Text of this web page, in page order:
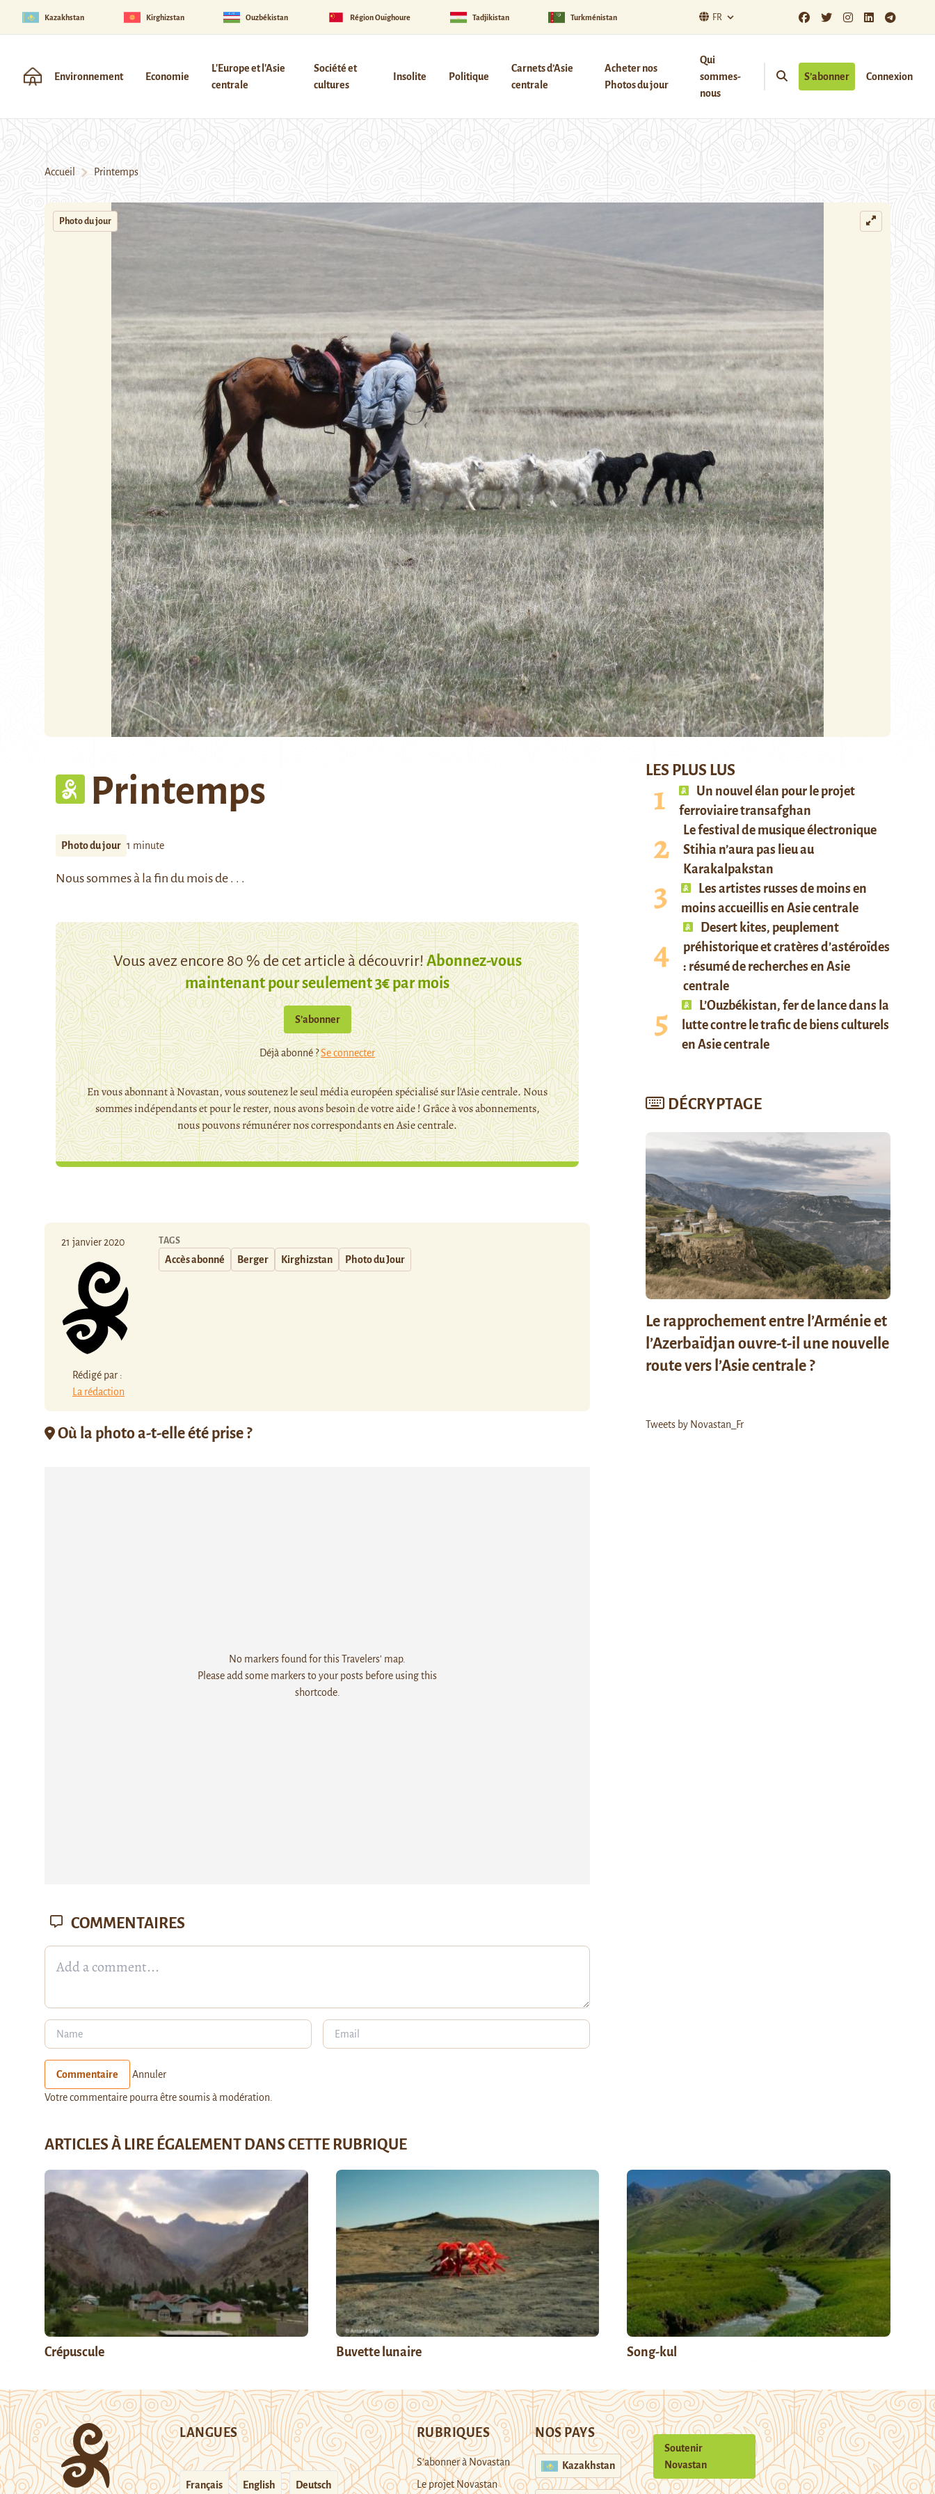
Kazakhstan Kirghizstan Ouzbékistan Région Ouïghoure Tadjikistan Turkménistan FR
Environnement Economie
L'Europe et l'Asie
centrale
Société et
cultures
Insolite Politique
Carnets d’Asie
centrale
Acheter nos
Photos du jour
Qui
sommes-
nous
S’abonner Connexion
Accueil Printemps
Photo du jour
Printemps
Photo du jour 1 minute
Nous sommes à la fin du mois de . . .
Vous avez encore 80 % de cet article à découvrir!Abonnez-vous
maintenant pour seulement 3€ par mois
S’abonner
Déjà abonné ?Se connecter
En vous abonnant à Novastan, vous soutenez le seul média européen spécialisé sur l'Asie centrale. Nous
sommes indépendants et pour le rester, nous avons besoin de votre aide ! Grâce à vos abonnements,
nous pouvons rémunérer nos correspondants en Asie centrale.
21 janvier 2020
Rédigé par :
La rédaction
TAGS
Accès abonné Berger Kirghizstan Photo du Jour
Où la photo a-t-elle été prise ?
No markers found for this Travelers' map.
Please add some markers to your posts before using this
shortcode.
LES PLUS LUS
Un nouvel élan pour le projet
ferroviaire transafghan
Le festival de musique électronique
Stihia n’aura pas lieu au
Karakalpakstan
Les artistes russes de moins en
moins accueillis en Asie centrale
Desert kites, peuplement
préhistorique et cratères d’astéroïdes
: résumé de recherches en Asie
centrale
L’Ouzbékistan, fer de lance dans la
lutte contre le trafic de biens culturels
en Asie centrale
DÉCRYPTAGE
Le rapprochement entre l’Arménie et
l’Azerbaïdjan ouvre-t-il une nouvelle
route vers l’Asie centrale ?
Tweets by Novastan_Fr
COMMENTAIRES
Commentaire Annuler
Votre commentaire pourra être soumis à modération.
ARTICLES À LIRE ÉGALEMENT DANS CETTE RUBRIQUE
Crépuscule Buvette lunaire Song-kul
LANGUES
Français English Deutsch
RUBRIQUES
S’abonner à Novastan
Le projet Novastan
NOS PAYS
Kazakhstan
Soutenir
Novastan